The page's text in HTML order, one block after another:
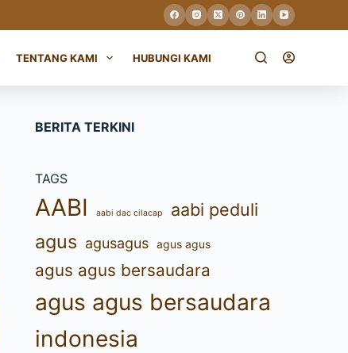
TENTANG KAMI HUBUNGI KAMI
BERITA TERKINI
TAGS
AABI aabi dac cilacap aabi peduli
agus agusagus agus agus
agus agus bersaudara
agus agus bersaudara
indonesia